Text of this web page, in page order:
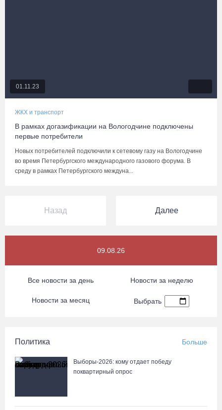
01.11.23
ЖКХ и транспорт
В рамках догазификации на Вологодчине подключены
первые потребители
Новых потребителей подключили к сетевому газу на Вологодчине
во время Петербургского международного газового форума. В
среду в рамках Петербургского междуна...
Назад Далее
09.08.26
Все новости за день Новости за неделю
Новости за месяц Выбрать
Политика Больше
Выборы-2026: кому отдает победу
поквартирный опрос